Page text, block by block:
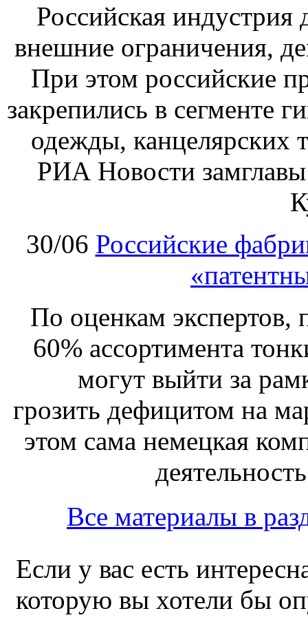
Российская индустрия
внешние ограничения,
При этом российские
закрепились в сегменте
одежды, канцелярских
РИА Новости
30/06 Российские
По оценкам экспертов,
60% ассортимента
могут выйти за
грозить дефицитом на
этом сама немецкая
Все материалы в
Если у вас есть
которую вы хотели бы